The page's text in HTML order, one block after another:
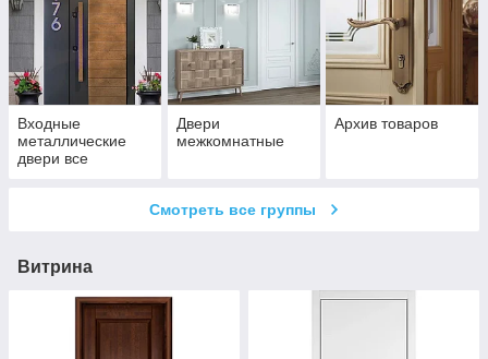
Входные
металлические
двери все
Двери
межкомнатные
Архив товаров
Смотреть все группы
Витрина